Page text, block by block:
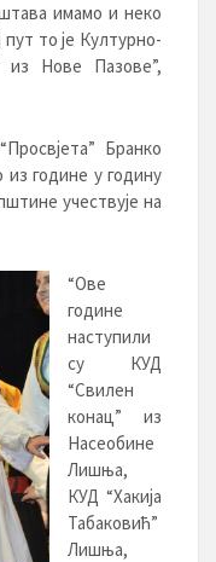
имамо и неко
пут то је Културно-
из Нове Пазове”,
Бранко
године у годину
учествује на
“Ове
године
наступили
су КУД
“Свилен
конац” из
Насеобине
Лишња,
КУД “Хакија
Табаковић”
Лишња,